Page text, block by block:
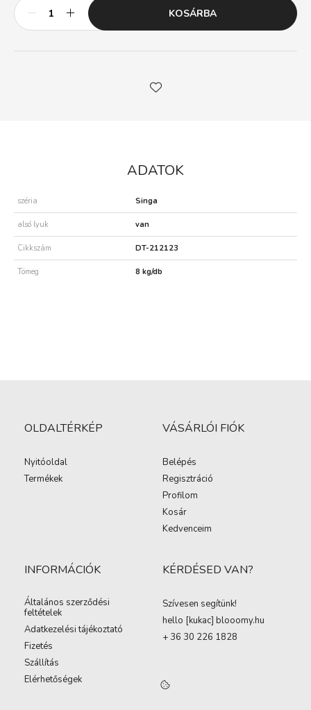
KOSÁRBA
ADATOK
széria Singa
alsó lyuk van
Cikkszám DT-212123
Tömeg 8 kg/db
OLDALTÉRKÉP
Nyitóoldal
Termékek
VÁSÁRLÓI FIÓK
Belépés
Regisztráció
Profilom
Kosár
Kedvenceim
INFORMÁCIÓK
Általános szerződési
feltételek
Adatkezelési tájékoztató
Fizetés
Szállítás
Elérhetőségek
KÉRDÉSED VAN?
Szívesen segítünk!
hello [kukac] blooomy.hu
+ 36 30 226 1828